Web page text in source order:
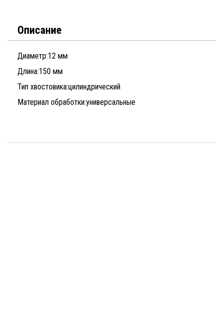
Описание
Диаметр:12 мм
Длина:150 мм
Тип хвостовика:цилиндрический
Материал обработки:универсальные